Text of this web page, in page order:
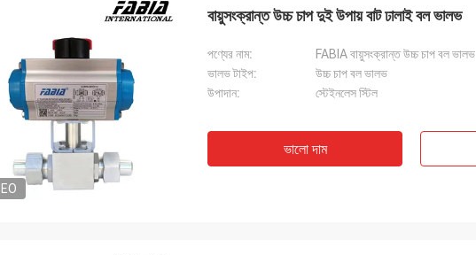
বায়ুসংক্রান্ত উচ্চ চাপ দুই উপায় বাট ঢালাই বল ভালভ
পণ্যের নাম:
FABIA বায়ুসংক্রান্ত উচ্চ চাপ বল ভালভ
ভালভ টাইপ:
উচ্চ চাপ বল ভালভ
উপাদান:
স্টেইনলেস স্টিল
ভালো দাম